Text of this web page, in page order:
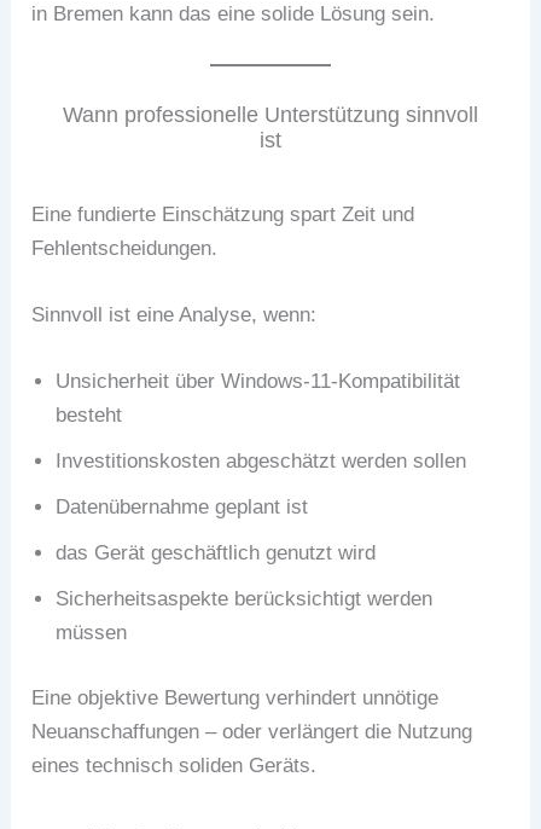
in Bremen kann das eine solide Lösung sein.
Wann professionelle Unterstützung sinnvoll
ist
Eine fundierte Einschätzung spart Zeit und
Fehlentscheidungen.
Sinnvoll ist eine Analyse, wenn:
Unsicherheit über Windows-11-Kompatibilität
besteht
Investitionskosten abgeschätzt werden sollen
Datenübernahme geplant ist
das Gerät geschäftlich genutzt wird
Sicherheitsaspekte berücksichtigt werden
müssen
Eine objektive Bewertung verhindert unnötige
Neuanschaffungen – oder verlängert die Nutzung
eines technisch soliden Geräts.